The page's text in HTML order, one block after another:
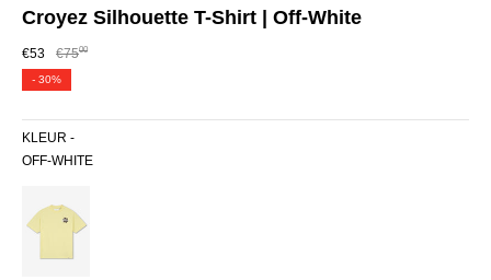
Croyez Silhouette T-Shirt | Off-White
€53 €7500
- 30%
KLEUR -
OFF-WHITE
YELLOW